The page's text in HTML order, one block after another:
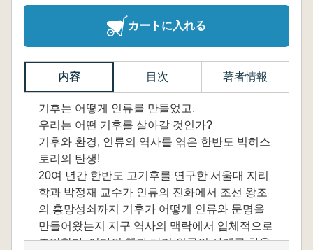
カートに入れる
内容 目次 著者情報
기후는 어떻게 인류를 만들었고,
우리는 어떤 기후를 살아갈 것인가?
기후와 환경, 인류의 역사를 엮은 한반도 빅히스
토리의 탄생!
20여 년간 한반도 고기후를 연구한 서울대 지리
학과 박정재 교수가 인류의 진화에서 조선 왕조
의 흥망성쇠까지 기후가 어떻게 인류와 문명을
만들어왔는지 지구 역사의 맥락에서 입체적으로
조망한다. 여타의 책과 달리 외국의 사례를 차용